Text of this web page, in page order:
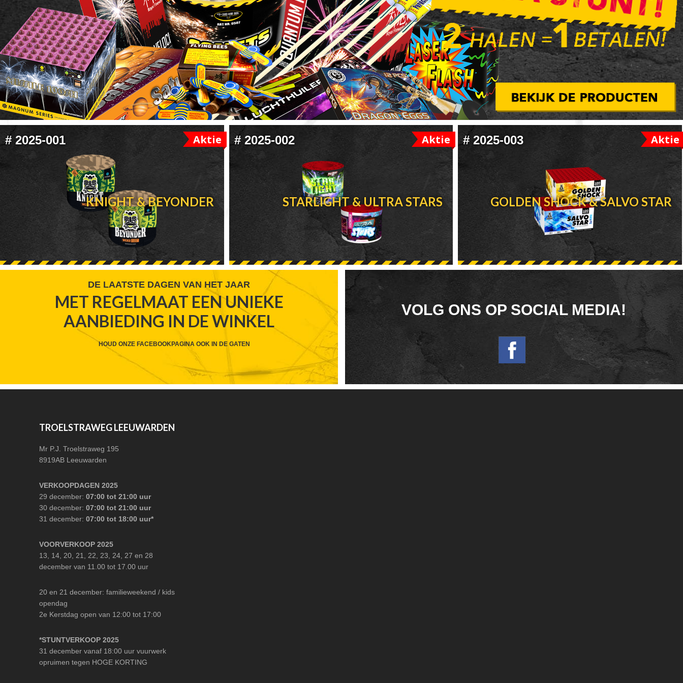
FOOTER
WIDGET
HEADER
# 2025-001 Aktie
KNIGHT & BEYONDER
# 2025-002 Aktie
STARLIGHT & ULTRA STARS
#2025-003 Aktie
GOLDEN SHOCK & SALVO STAR
WIDGET
HEADER
DE LAATSTE DAGEN VAN HET JAAR
MET REGELMAAT EEN UNIEKE
AANBIEDING IN DE WINKEL
HOUD ONZE FACEBOOKPAGINA OOK IN DE GATEN
FOOTER
WIDGET
HEADER
SOCIAL
VOLG ONS OP SOCIAL MEDIA!
TROELSTRAWEG LEEUWARDEN
Mr P.J. Troelstraweg 195
8919AB Leeuwarden
VERKOOPDAGEN 2025
29 december:07:00 tot 21:00 uur
30 december:07:00 tot 21:00 uur
31 december:07:00 tot 18:00 uur*
VOORVERKOOP 2025
13, 14, 20, 21, 22, 23, 24, 27 en 28
december van 11.00 tot 17.00 uur
20 en 21 december: familieweekend / kids
opendag
2e Kerstdag open van 12:00 tot 17:00
*STUNTVERKOOP 2025
31 december vanaf 18:00 uur vuurwerk
opruimen tegen HOGE KORTING